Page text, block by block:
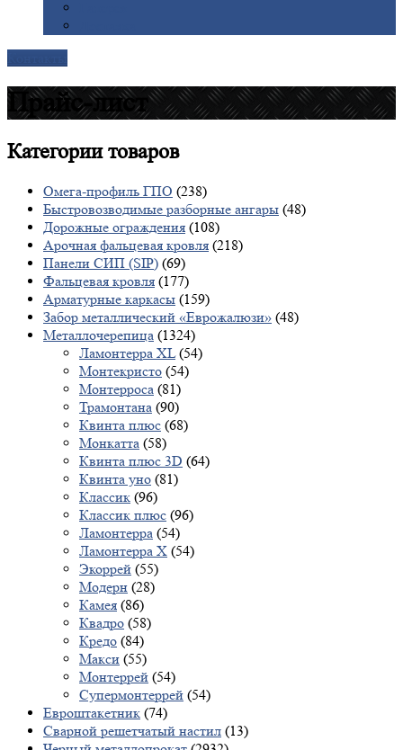
Прайс-лист
Категориитоваров
Омега-профиль ГПО (238)
Быстровозводимые разборные ангары (48)
Дорожные ограждения (108)
Арочная фальцевая кровля (218)
Панели СИП (SIP) (69)
Фальцевая кровля (177)
Арматурные каркасы (159)
Забор металлический «Еврожалюзи» (48)
Металлочерепица (1324)
Ламонтерра XL (54)
Монтекристо (54)
Монтерроса (81)
Трамонтана (90)
Квинта плюс (68)
Монкатта (58)
Квинта плюс 3D (64)
Квинта уно (81)
Классик (96)
Классик плюс (96)
Ламонтерра (54)
Ламонтерра X (54)
Экоррей (55)
Модерн (28)
Камея (86)
Квадро (58)
Кредо (84)
Макси (55)
Монтеррей (54)
Супермонтеррей (54)
Евроштакетник (74)
Сварной решетчатый настил (13)